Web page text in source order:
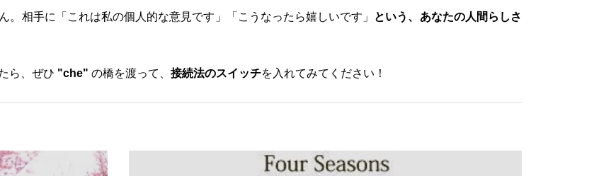
相手に「これは私の個人的な意見です」「こうなったら嬉しいです」 という、あなたの人間らしさ
ら、ぜひ "che" の橋を渡って、 接続法のスイッチを入れてみてください！